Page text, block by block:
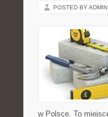
POSTED BY ADMIN
w Polsce. To